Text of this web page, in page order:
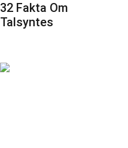
32 Fakta Om
Talsyntes